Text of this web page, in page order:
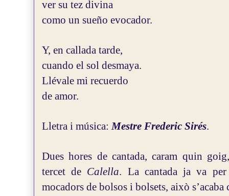
ver su tez divina
como un sueño evocador.
Y, en callada tarde,
cuando el sol desmaya.
Llévale mi recuerdo
de amor.
Lletra i música:Mestre Frederic Sirés.
Dues hores de cantada, caram quin
tercet de Calella. La cantada ja va
mocadors de bolsos i bolsets, això s’acaba